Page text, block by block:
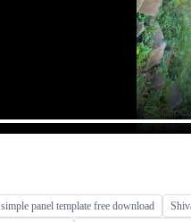
simple panel template free download